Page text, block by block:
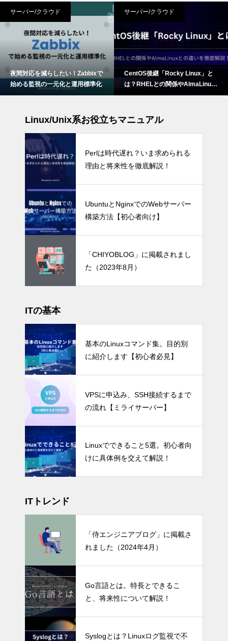
サーバー/クラウド
夜間対応を減らしたい！Zabbixで
始める監視の一元化と運用標準化
サーバー/クラウド
CentOS後継「Rocky Linux」と
は？RHELとの関係やAlmaLinux
との違いを徹底解説！
Linux/Unix系お役立ちマニュアル
Perlは時代遅れ？いま求められる
理由と将来性を徹底解説！
UbuntuとNginxでのWebサーバー
構築方法【初心者向け】
「CHIYOBLOG」に掲載されまし
た（2023年8月）
ITの基本
基本のLinuxコマンド集。目的別
に紹介します【初心者必見】
VPSに申込み、SSH接続するまで
の流れ【ミライサーバー】
Linuxでできること5選。初心者向
けに具体例を交えて解説！
ITトレンド
「侍エンジニアブログ」に掲載さ
れました（2024年4月）
Go言語とは。特長とできるこ
と、将来性について解説！
Syslogとは？Linuxログ監視で不